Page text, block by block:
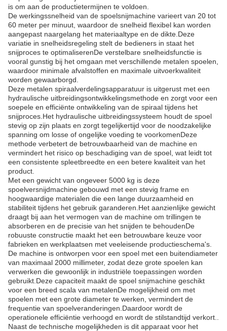
is om aan de productietermijnen te voldoen.
De werkingssnelheid van de spoelsnijmachine varieert van 20 tot
60 meter per minuut, waardoor de snelheid flexibel kan worden
aangepast naargelang het materiaaltype en de dikte.Deze
variatie in snelheidsregeling stelt de bedieners in staat het
snijproces te optimaliserenDe verstelbare snelheidsfunctie is
vooral gunstig bij het omgaan met verschillende metalen spoelen,
waardoor minimale afvalstoffen en maximale uitvoerkwaliteit
worden gewaarborgd.
Deze metalen spiraalverdelingsapparatuur is uitgerust met een
hydraulische uitbreidingsontwikkelingsmethode en zorgt voor een
soepele en efficiënte ontwikkeling van de spiraal tijdens het
snijproces.Het hydraulische uitbreidingssysteem houdt de spoel
stevig op zijn plaats en zorgt tegelijkertijd voor de noodzakelijke
spanning om losse of ongelijke voeding te voorkomenDeze
methode verbetert de betrouwbaarheid van de machine en
vermindert het risico op beschadiging van de spoel, wat leidt tot
een consistente spleetbreedte en een betere kwaliteit van het
product.
Met een gewicht van ongeveer 5000 kg is deze
spoelversnijdmachine gebouwd met een stevig frame en
hoogwaardige materialen die een lange duurzaamheid en
stabiliteit tijdens het gebruik garanderen.Het aanzienlijke gewicht
draagt bij aan het vermogen van de machine om trillingen te
absorberen en de precisie van het snijden te behoudenDe
robuuste constructie maakt het een betrouwbare keuze voor
fabrieken en werkplaatsen met veeleisende productieschema's.
De machine is ontworpen voor een spoel met een buitendiameter
van maximaal 2000 millimeter, zodat deze grote spoelen kan
verwerken die gewoonlijk in industriële toepassingen worden
gebruikt.Deze capaciteit maakt de spoel snijmachine geschikt
voor een breed scala van metalenDe mogelijkheid om met
spoelen met een grote diameter te werken, vermindert de
frequentie van spoelveranderingen.Daardoor wordt de
operationele efficiëntie verhoogd en wordt de stilstandtijd verkort..
Naast de technische mogelijkheden is dit apparaat voor het